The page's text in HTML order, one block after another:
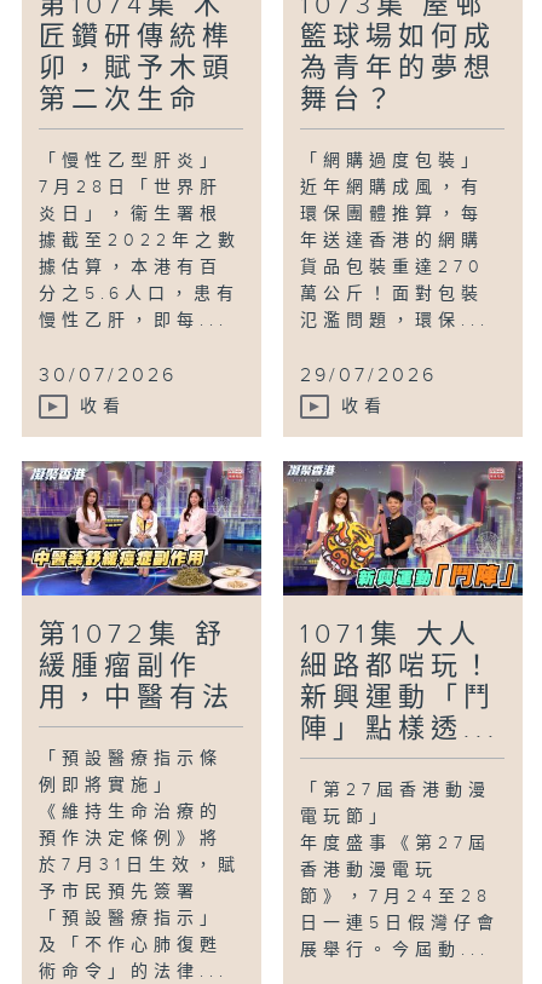
匠鑽研傳統榫
卯，賦予木頭
第二次生命
「慢性乙型肝炎」
7月28日「世界肝
炎日」，衞生署根
據截至2022年之數
據估算，本港有百
分之5.6人口，患有
慢性乙肝，即每...
30/07/2026
收看
籃球場如何成
為青年的夢想
舞台？
「網購過度包裝」
近年網購成風，有
環保團體推算，每
年送達香港的網購
貨品包裝重達270
萬公斤！面對包裝
氾濫問題，環保...
29/07/2026
收看
第1072集 舒
緩腫瘤副作
用，中醫有法
「預設醫療指示條
例即將實施」
《維持生命治療的
預作決定條例》將
於7月31日生效，賦
予市民預先簽署
「預設醫療指示」
及「不作心肺復甦
術命令」的法律...
1071集 大人
細路都啱玩！
新興運動「鬥
陣」點樣透...
「第27屆香港動漫
電玩節」
年度盛事《第27屆
香港動漫電玩
節》，7月24至28
日一連5日假灣仔會
展舉行。今屆動...